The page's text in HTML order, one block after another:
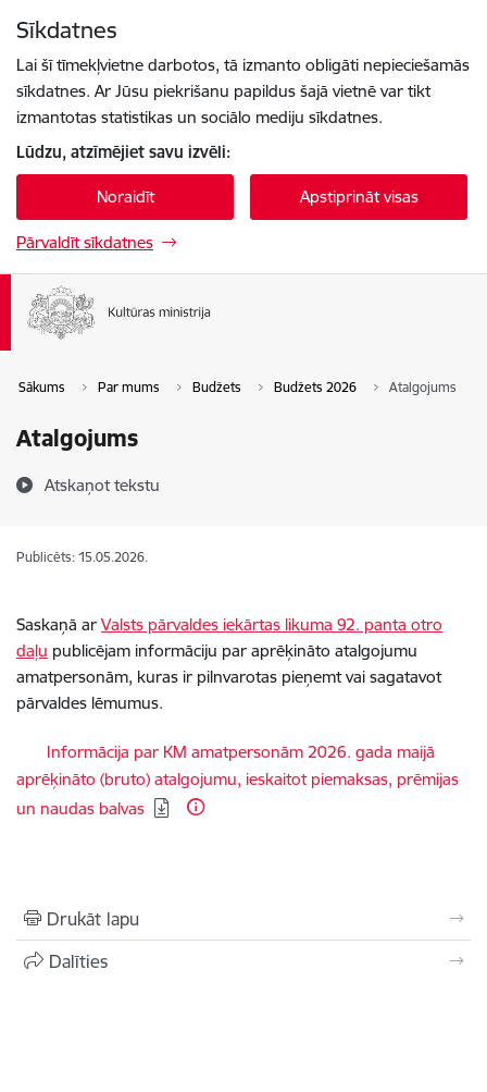
Sīkdatnes
Lai šī tīmekļvietne darbotos, tā izmanto obligāti nepieciešamās
sīkdatnes. Ar Jūsu piekrišanu papildus šajā vietnē var tikt
izmantotas statistikas un sociālo mediju sīkdatnes.
Lūdzu, atzīmējiet savu izvēli:
Noraidīt Apstiprināt visas
Pārvaldīt sīkdatnes
Sākums Par mums Budžets Budžets 2026 Atalgojums
Atalgojums
Atskaņot tekstu
Publicēts: 15.05.2026.
Saskaņā ar Valsts pārvaldes iekārtas likuma 92. panta otro
daļu publicējam informāciju par aprēķināto atalgojumu
amatpersonām, kuras ir pilnvarotas pieņemt vai sagatavot
pārvaldes lēmumus.
Lejupielādēt:
Informācija par KM amatpersonām 2026. gada maijā
aprēķināto (bruto) atalgojumu, ieskaitot piemaksas, prēmijas
un naudas balvas
Drukāt lapu
Dalīties